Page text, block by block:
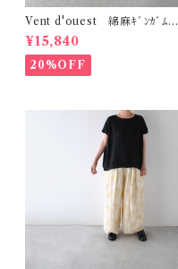
Vent d'ouest 綿麻ｷﾞﾝｶﾞﾑﾁｪ
ｯｸ ﾉｰｶﾗｰｼﾞｬｹｯﾄ VE19621
¥15,840
20%OFF